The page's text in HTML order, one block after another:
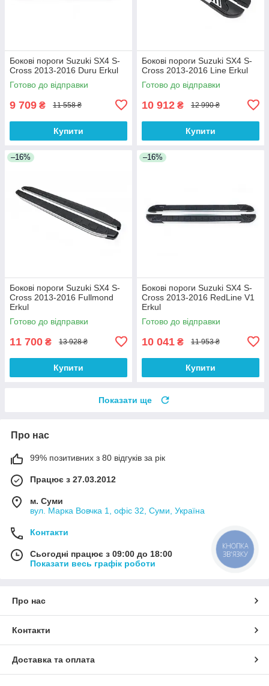
Бокові пороги Suzuki SX4 S-
Cross 2013-2016 Duru Erkul
Готово до відправки
9 709 ₴ 11 558 ₴
Купити
Бокові пороги Suzuki SX4 S-
Cross 2013-2016 Line Erkul
Готово до відправки
10 912 ₴ 12 990 ₴
Купити
–16%
Бокові пороги Suzuki SX4 S-
Cross 2013-2016 Fullmond
Erkul
Готово до відправки
11 700 ₴ 13 928 ₴
Купити
–16%
Бокові пороги Suzuki SX4 S-
Cross 2013-2016 RedLine V1
Erkul
Готово до відправки
10 041 ₴ 11 953 ₴
Купити
Показати ще
Про нас
99% позитивних з 80 відгуків за рік
Працює з 27.03.2012
м. Суми
вул. Марка Вовчка 1, офіс 32, Суми, Україна
Контакти
Сьогодні працює з 09:00 до 18:00
Показати весь графік роботи
Про нас
Контакти
Доставка та оплата
КНОПКА
ЗВ'ЯЗКУ